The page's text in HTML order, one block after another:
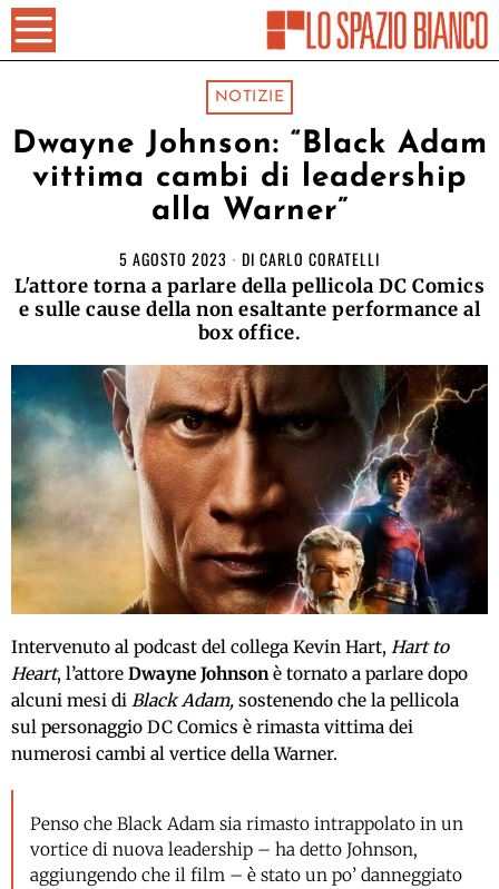
NOTIZIE
Dwayne Johnson: “Black Adam
vittima cambi di leadership
alla Warner”
5 AGOSTO 2023 DI CARLO CORATELLI
L'attore torna a parlare della pellicola DC Comics
e sulle cause della non esaltante performance al
box office.
Intervenuto al podcast del collega Kevin Hart, Hart to
Heart, l’attore Dwayne Johnsonè tornato a parlare dopo
alcuni mesi di Black Adam, sostenendo che la pellicola
sul personaggio DC Comics è rimasta vittima dei
numerosi cambi al vertice della Warner.
Penso che Black Adam sia rimasto intrappolato in un
vortice di nuova leadership – ha detto Johnson,
aggiungendo che il film – è stato un po’ danneggiato